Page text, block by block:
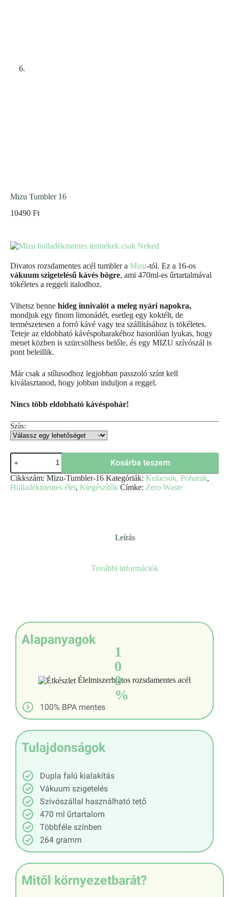
Mizu Tumbler 16
10490 Ft
Divatos rozsdamentes acél tumbler a Mizu-tól. Ez a 16-os
vákuum szigetelésű kávés bögre, ami 470ml-es űrtartalmával
tökéletes a reggeli italodhoz.
Vihetsz benne hideg innivalót a meleg nyári napokra,
mondjuk egy finom limonádét, esetleg egy koktélt, de
természetesen a forró kávé vagy tea szállításához is tökéletes.
Teteje az eldobható kávéspoharakéhoz hasonlóan lyukas, hogy
menet közben is szürcsölhess belőle, és egy MIZU szívószál is
pont beleillik.
Már csak a stílusodhoz legjobban passzoló színt kell
kiválasztanod, hogy jobban induljon a reggel.
Nincs több eldobható kávéspohár!
Szín:
Kosárba teszem
Cikkszám: Mizu-Tumbler-16 Kategóriák: Kulacsok, Poharak,
Hulladékmentes élet, Kiegészítők Címke: Zero Waste
Leírás
További információk
Alapanyagok
1
0
0
%
Élelmiszerbiztos rozsdamentes acél
100% BPA mentes
Tulajdonságok
Dupla falú kialakítás
Vákuum szigetelés
Szívószállal használható tető
470 ml űrtartalom
Többféle színben
264 gramm
Mitől környezetbarát?